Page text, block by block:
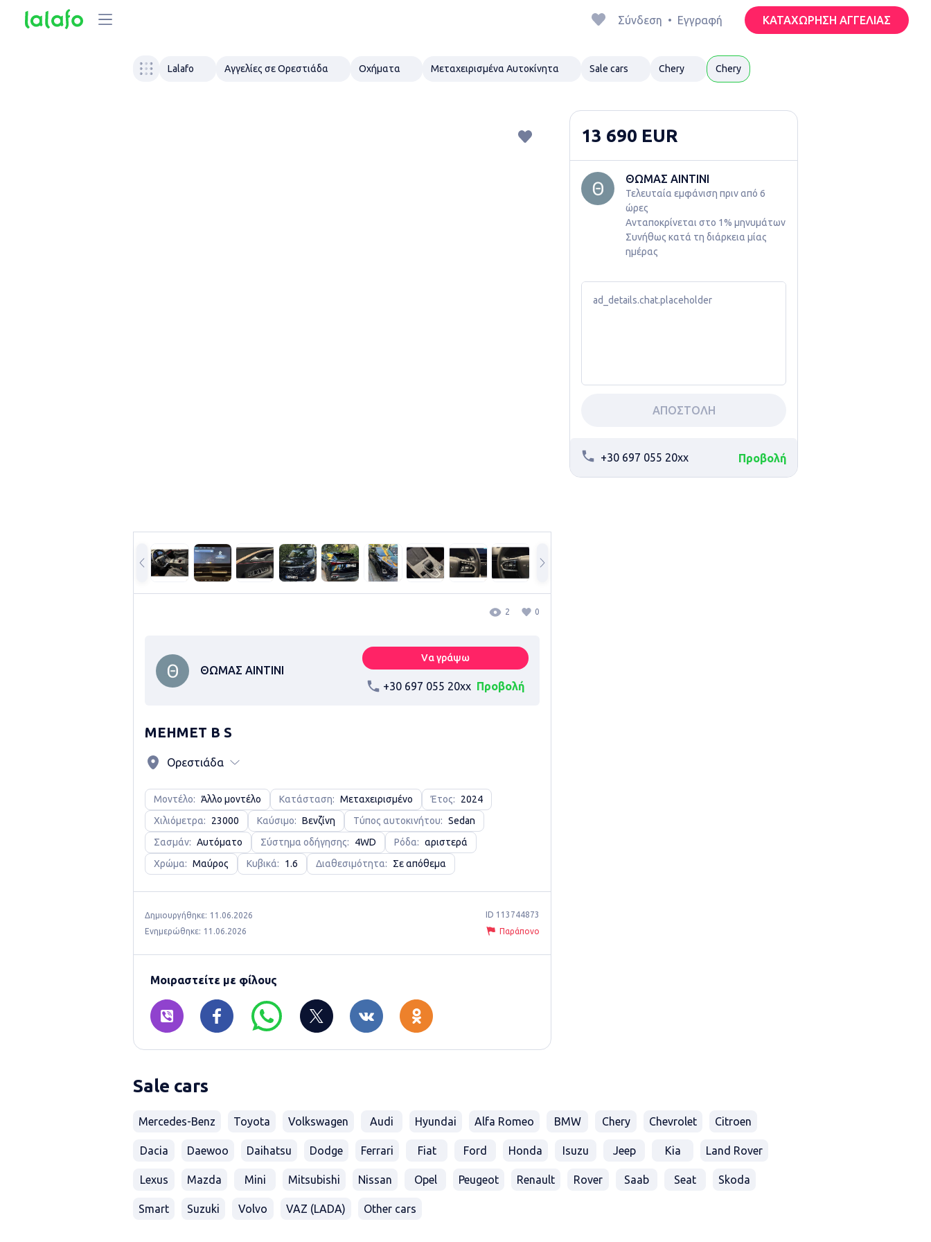
Σύνδεση • Εγγραφή ΚΑΤΑΧΩΡΗΣΗ ΑΓΓΕΛΙΑΣ
Lalafo Αγγελίες σε Ορεστιάδα Οχήματα Μεταχειρισμένα Αυτοκίνητα Sale cars Chery Chery
2 0
ΘΩΜΑΣ ΑΙΝΤΙΝΙ
Vα γράψω
+30 697 055 20xx Προβολή
MEHMET B S
Ορεστιάδα
Μοντέλο: Άλλο μοντέλο Κατάσταση: Μεταχειρισμένο Έτος:
2024
Χιλιόμετρα:
23000 Καύσιμο: Βενζίνη Τύπος αυτοκινήτου: Sedan
Σασμάν: Αυτόματο Σύστημα οδήγησης: 4WD Ρόδα: αριστερά
Χρώμα: Μαύρος Κυβικά: 1.6 Διαθεσιμότητα: Σε απόθεμα
Δημιουργήθηκε: 11.06.2026
Ενημερώθηκε: 11.06.2026
ID 113744873
Παράπονο
Μοιραστείτε με φίλους
13 690 EUR
ΘΩΜΑΣ ΑΙΝΤΙΝΙ
Τελευταία εμφάνιση πριν από 6
ώρες
Ανταποκρίνεται στο 1% μηνυμάτων
Συνήθως κατά τη διάρκεια μίας
ημέρας
ΑΠΟΣΤΟΛΗ
+30 697 055 20xx Προβολή
Sale cars
Mercedes-Benz Toyota Volkswagen Audi Hyundai Alfa Romeo BMW Chery Chevrolet Citroen
Dacia Daewoo Daihatsu Dodge Ferrari Fiat Ford Honda Isuzu Jeep Kia Land Rover
Lexus Mazda Mini Mitsubishi Nissan Opel Peugeot Renault Rover Saab Seat Skoda
Smart Suzuki Volvo VAZ (LADA) Other cars